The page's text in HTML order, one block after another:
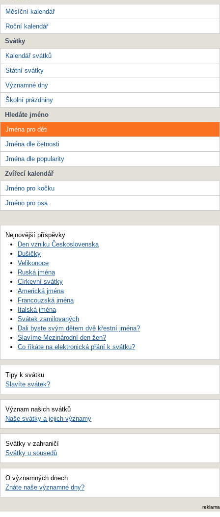
Měsíční kalendář
Roční kalendář
Svátky
Kalendář svátků
Státní svátky
Významné dny
Školní prázdniny
Hledáte jméno
Jména pro děti
Jména dle četnosti
Jména dle popularity
Zvířecí kalendář
Jméno pro kočku
Jméno pro psa
Nejnovější příspěvky
Den vzniku Československa
Dušičky
Velikonoce
Ruská jména
Církevní svátky
Americká jména
Francouzská jména
Italská jména
Svátek zamilovaných
Dali byste svým dětem dvě křestní jména?
Slavíme Mezinárodní den žen?
Co říkáte na elektronická přání k svátku?
Tipy k svátku
Slavíte svátek?
Význam našich svátků
Naše svátky a jejich významy
Svátky v zahraničí
Svátky u sousedů
O významných dnech
Znáte naše významné dny?
reklama